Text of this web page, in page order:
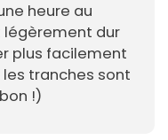
heure au
légèrement dur
plus facilement
tranches sont
!)